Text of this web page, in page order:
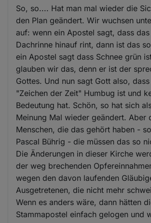
So, so.... Hat man mal wieder die
den Plan geändert. Wir wuchsen
auf: wenn ein Apostel sagt, dass
Dachrinne hinauf rint, dann ist das
ein Apostel sagt dass Schnee grün
glauben wir das, denn er ist der
Gottes. Und nun sagt Gott also,
"Zeichen der Zeit" Humbug ist und
Bedeutung hat. Schön, so hat sich
Meinung Mal wieder geändert. Aber
Menschen, die das gehört haben -
Pascal Bührig - die müssen das so
Die Änderungen in dieser Kirche
der weg brechenden
wegen den davon laufenden
Ausgetretenen, die nicht mehr
Wenn es anders wäre, dann hätten
Stammapostel einfach gelogen und